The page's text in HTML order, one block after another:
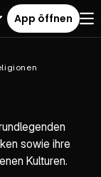
App öffnen
sowie ihre
Kulturen.